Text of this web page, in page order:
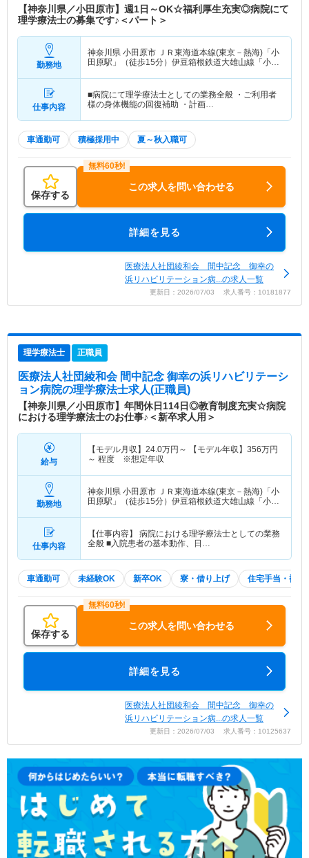
【神奈川県／小田原市】週1日～OK☆福利厚生充実◎病院にて
理学療法士の募集です♪＜パート＞
勤務地
神奈川県 小田原市 ＪＲ東海道本線(東京－熱海)「小
田原駅」（徒歩15分）伊豆箱根鉄道大雄山線「小田
仕事内容
■病院にて理学療法士としての業務全般 ・ご利用者
様の身体機能の回復補助 ・計画…
車通勤可 積極採用中 夏～秋入職可
保存する
この求人を問い合わせる
詳細を見る
医療法人社団綾和会 間中記念 御幸の
浜リハビリテーション病...の求人一覧
更新日：2026/07/03 求人番号：10181877
理学療法士 正職員
医療法人社団綾和会 間中記念 御幸の浜リハビリテーシ
ョン病院の理学療法士求人(正職員)
【神奈川県／小田原市】年間休日114日◎教育制度充実☆病院
における理学療法士のお仕事♪＜新卒求人用＞
給与
【モデル月収】 24.0万円～ 【モデル年収】 356万円
～ 程度 ※想定年収
勤務地
神奈川県 小田原市 ＪＲ東海道本線(東京－熱海)「小
田原駅」（徒歩15分）伊豆箱根鉄道大雄山線「小田
仕事内容
【仕事内容】 病院における理学療法士としての業務
全般 ■入院患者の基本動作、日…
車通勤可 未経験OK 新卒OK 寮・借り上げ 住宅手当・補助
保存する
この求人を問い合わせる
詳細を見る
医療法人社団綾和会 間中記念 御幸の
浜リハビリテーション病...の求人一覧
更新日：2026/07/03 求人番号：10125637